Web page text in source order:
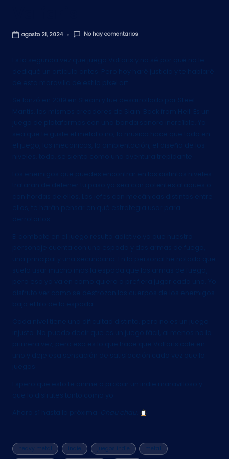
agosto 21, 2024 No hay comentarios
Es la segunda vez que juego Valfaris y no sé por qué no le
dediqué un artículo antes. Pero hoy haré justicia y te hablaré
de esta maravilla de estilo pixel art.
Se lanzó en 2019 en Steam y fue desarrollado por Steel
Mantis, los mismos creadores de Slain: Back from Hell. Es un
juego de plataformas con una banda sonora increíble. Ya
sea que te guste el metal o no, la música hace que todo en
el juego, las mecánicas, la ambientación, el diseño de los
niveles, todo, se sienta como una aventura trepidante.
Los enemigos que puedes encontrar en los distintos niveles
trataran de detener tu paso ya sea con potentes ataques o
con hordas de ellos. Los jefes con mecánicas distintas entre
ellos, te harán pensar en qué estrategia usar para
derrotarlos.
El combate en el juego resulta adictivo ya que nuestro
personaje cuenta con una espada y dos armas de fuego,
una principal y una secundaria. En lo personal he notado que
suelo usar mucho más la espada que las armas de fuego,
pero eso ya va en como quiera o prefiera jugar cada uno. Yo
disfruto ver como se destrozan los cuerpos de los enemigos
bajo el filo de la espada.
Cada nivel tiene una dificultad distinta, pero no es un juego
injusto. No puedo decir que es un juego fácil, al menos no la
primera vez, pero eso es lo que hace que Valfaris cale en
uno y deje esa sensación de satisfacción cada vez que lo
juegas.
Espero que esto te anime a probar un indie maravilloso y
que lo disfrutes tanto como yo.
Ahora sí hasta la próxima.
Etiquetas:
heavy metal indie juegos indie metal